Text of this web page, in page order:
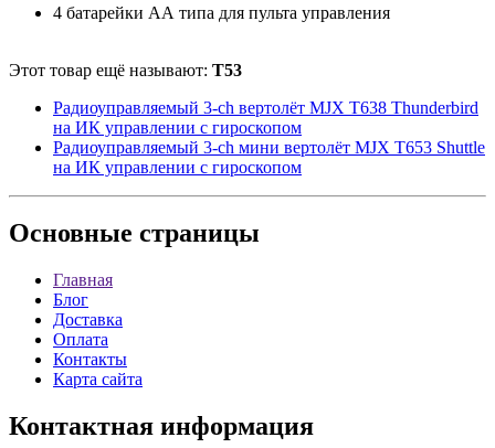
4 батарейки АА типа для пульта управления
Этот товар ещё называют: T53
Радиоуправляемый 3-ch вертолёт MJX T638 Thunderbird
на ИК управлении с гироскопом
Радиоуправляемый 3-ch мини вертолёт MJX T653 Shuttle
на ИК управлении с гироскопом
Основные страницы
Главная
Блог
Доставка
Оплата
Контакты
Карта сайта
Контактная информация